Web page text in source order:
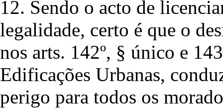
12. Sendo o acto de
legalidade, certo é que o
nos arts. 142º, § único e
Edificações Urbanas,
perigo para todos os